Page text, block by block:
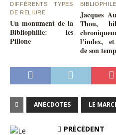
DIFFÉRENTS TYPES
DE RELIURE
Un monument de la
Bibliophilie: les
Pillone
Jacques
Thou,
l’index,
de son
ANECDOTES LE
PRÉCÉDENT